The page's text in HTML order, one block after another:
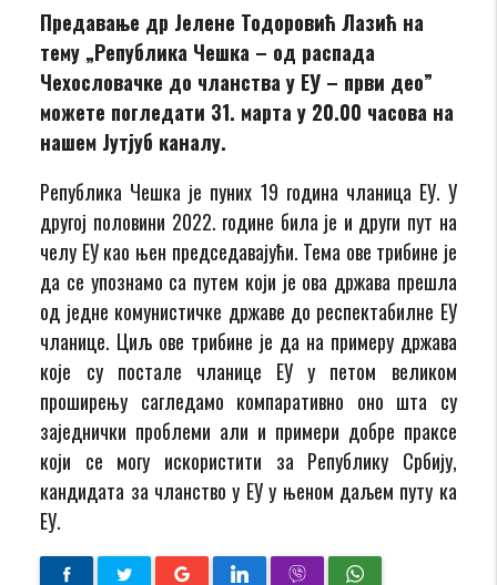
Предавање др Јелене Тодоровић Лазић на
тему „Република Чешка – од распада
Чехословачке до чланства у ЕУ – први део”
можете погледати 31. марта у 20.00 часова на
нашем Јутјуб каналу.
Република Чешка је пуних 19 година чланица ЕУ. У
другој половини 2022. године била је и други пут на
челу ЕУ као њен председавајући. Тема ове трибине је
да се упознамо са путем који је ова држава прешла
од једне комунистичке државе до респектабилне ЕУ
чланице. Циљ ове трибине је да на примеру држава
које су постале чланице ЕУ у петом великом
проширењу сагледамо компаративно оно шта су
заједнички проблеми али и примери добре праксе
који се могу искористити за Републику Србију,
кандидата за чланство у ЕУ у њеном даљем путу ка
ЕУ.